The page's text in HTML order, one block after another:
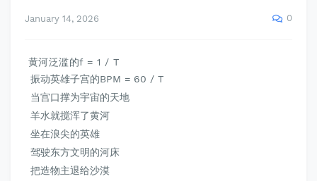
January 14, 2026 0
黄河泛滥的f = 1 / T
振动英雄子宫的BPM = 60 / T
当宫口撑为宇宙的天地
羊水就搅浑了黄河
坐在浪尖的英雄
驾驶东方文明的河床
把造物主退给沙漠